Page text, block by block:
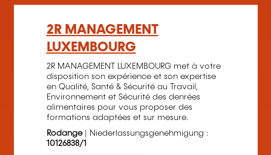
2R MANAGEMENT
LUXEMBOURG
2R MANAGEMENT LUXEMBOURG met à votre
disposition son expérience et son expertise
en Qualité, Santé & Sécurité au Travail,
Environnement et Sécurité des denrées
alimentaires pour vous proposer des
formations adaptées et sur mesure.
Rodange| Niederlassungsgenehmigung :
10126838/1